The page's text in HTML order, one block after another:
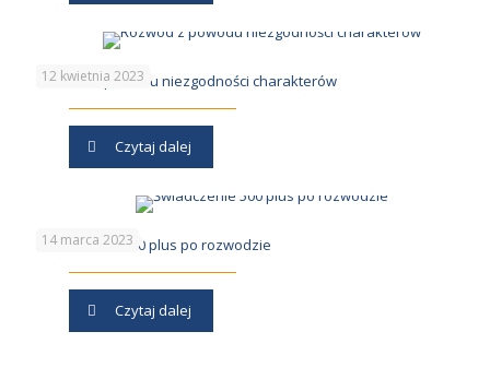
12 kwietnia 2023
Rozwód z powodu niezgodności charakterów
Czytaj dalej
14 marca 2023
Świadczenie 500 plus po rozwodzie
Czytaj dalej